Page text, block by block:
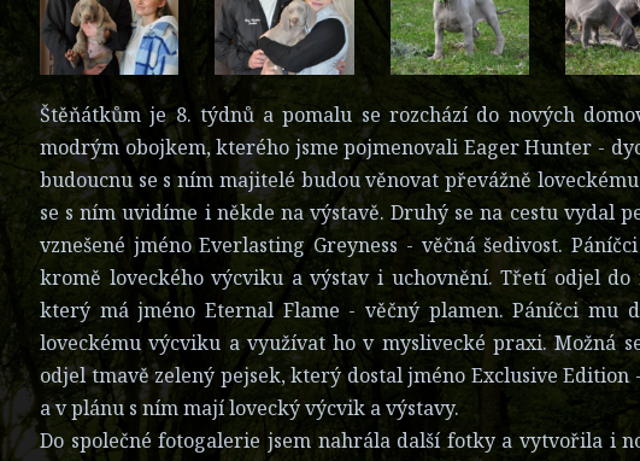
Štěňátkům je 8. týdnů a pomalu se rozchází do nových
modrým obojkem, kterého jsme pojmenovali Eager Hunter -
budoucnu se s ním majitelé budou věnovat převážně
se s ním uvidíme i někde na výstavě. Druhý se na cestu vydal
vznešené jméno Everlasting Greyness - věčná šedivost.
kromě loveckého výcviku a výstav i uchovnění. Třetí odjel do
který má jméno Eternal Flame - věčný plamen. Páníčci mu
loveckému výcviku a využívat ho v myslivecké praxi. Možná
odjel tmavě zelený pejsek, který dostal jméno Exclusive
a v plánu s ním mají lovecký výcvik a výstavy.
Do společné fotogalerie jsem nahrála další fotky a vytvořila i